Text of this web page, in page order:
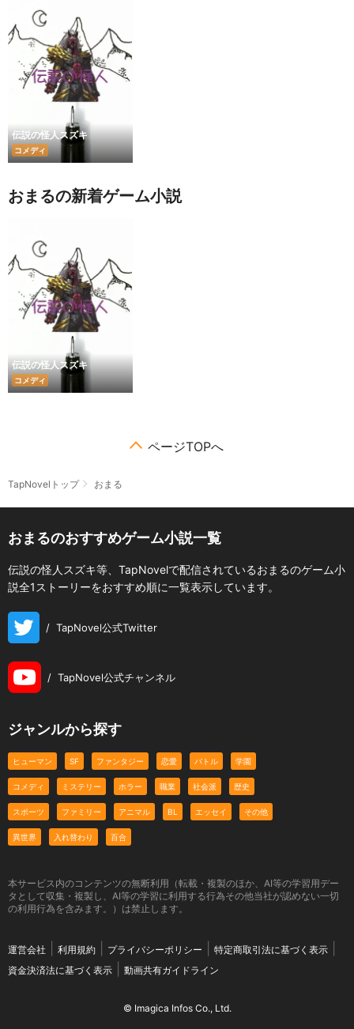
伝説の怪人スズキ
コメディ
おまるの新着ゲーム小説
伝説の怪人スズキ
コメディ
ページTOPへ
TapNovelトップ おまる
おまるのおすすめゲーム小説一覧
伝説の怪人スズキ等、TapNovelで配信されているおまるのゲーム小
説全1ストーリーをおすすめ順に一覧表示しています。
/ TapNovel公式Twitter
/ TapNovel公式チャンネル
ジャンルから探す
ヒューマン SF ファンタジー 恋愛 バトル 学園
コメディ ミステリー ホラー 職業 社会派 歴史
スポーツ ファミリー アニマル BL エッセイ その他
異世界 入れ替わり 百合
本サービス内のコンテンツの無断利用（転載・複製のほか、AI等の学習用デー
タとして収集・複製し、AI等の学習に利用する行為その他当社が認めない一切
の利用行為を含みます。）は禁止します。
運営会社 利用規約 プライバシーポリシー
特定商取引法に基づく表示
資金決済法に基づく表示
動画共有ガイドライン
© Imagica Infos Co., Ltd.